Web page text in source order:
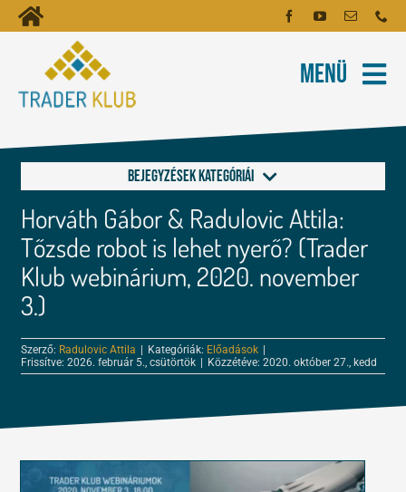
Kihagyás
Toggle
Navigation
Kezdőoldal
Fiókom
Menü
Oktatóanyagok
Tartalmak
Képzés
Robotok
Tőzsdeklub
Adósegéd
Bejegyzések kategóriái
Alapok a kereskedéshez
FOREX és tőzsde leckék
Kereskedés
Horváth Gábor & Radulovic Attila:
Tőzsde robot is lehet nyerő? (Trader
Klub webinárium, 2020. november
3.)
Szerző: Radulovic Attila Kategóriák: Előadások
Frissítve: 2026. február 5., csütörtök
Közzétéve: 2020. október 27., kedd